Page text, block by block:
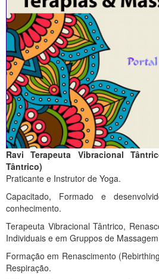
Ravi Terapeuta Vibracional
Tântrico)
Praticante e Instrutor de Yoga.
Capacitado, Formado e
conhecimento.
Terapeuta Vibracional Tântrico,
Individuais e em Gruppos de
Formação em Renascimento
Respiração.